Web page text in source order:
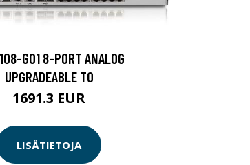
G01 8-PORT ANALOG
UPGRADEABLE TO
1691.3 EUR
LISÄTIETOJA